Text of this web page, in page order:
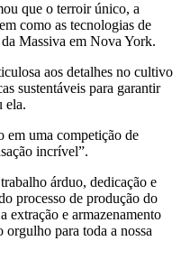
que o terroir único, a
como as tecnologias de
Massiva em Nova York.
aos detalhes no cultivo
sustentáveis para garantir
ela.
em uma competição de
incrível”.
árduo, dedicação e
processo de produção do
extração e armazenamento
para toda a nossa